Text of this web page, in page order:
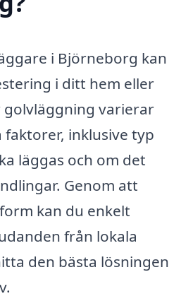
i Björneborg kan
i ditt hem eller
varierar
inklusive typ
läggas och om det
Genom att
kan du enkelt
från lokala
den bästa lösningen